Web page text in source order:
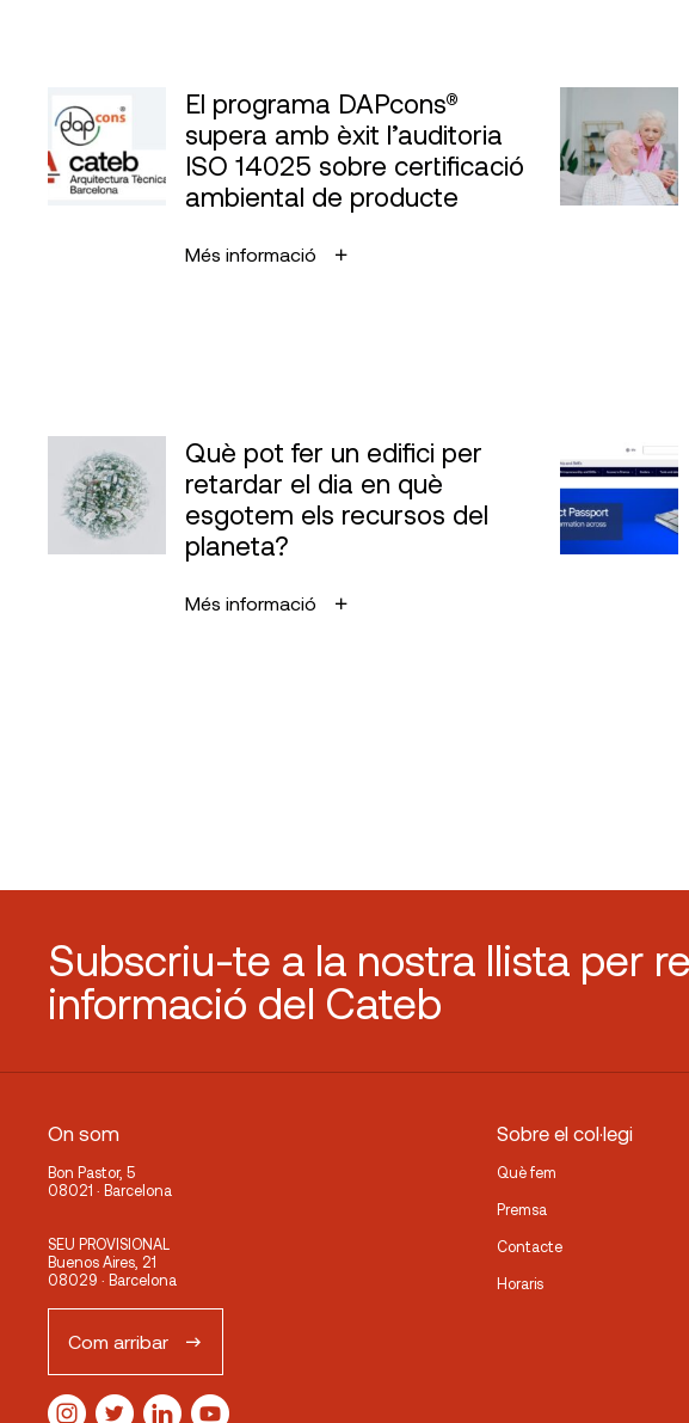
El programa DAPcons®
supera amb èxit l’auditoria
ISO 14025 sobre certificació
ambiental de producte
Més informació
Què pot fer un edifici per
retardar el dia en què
esgotem els recursos del
planeta?
Més informació
Subscriu-te a la nostra llista per
informació del Cateb
On som
Bon Pastor, 5
08021 · Barcelona
SEU PROVISIONAL
Buenos Aires, 21
08029 · Barcelona
Com arribar
Sobre el col·legi
Què fem
Premsa
Contacte
Horaris